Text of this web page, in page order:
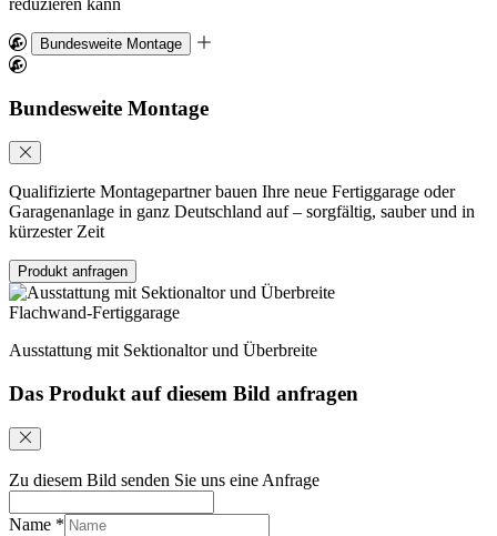
Bundesweite Montage
Bundesweite Montage
Qualifizierte Montagepartner bauen Ihre neue Fertiggarage oder
Garagenanlage in ganz Deutschland auf – sorgfältig, sauber und in
kürzester Zeit
Produkt anfragen
Flachwand-Fertiggarage
Ausstattung mit Sektionaltor und Überbreite
Das Produkt auf diesem Bild anfragen
Zu diesem Bild senden Sie uns eine Anfrage
Name *